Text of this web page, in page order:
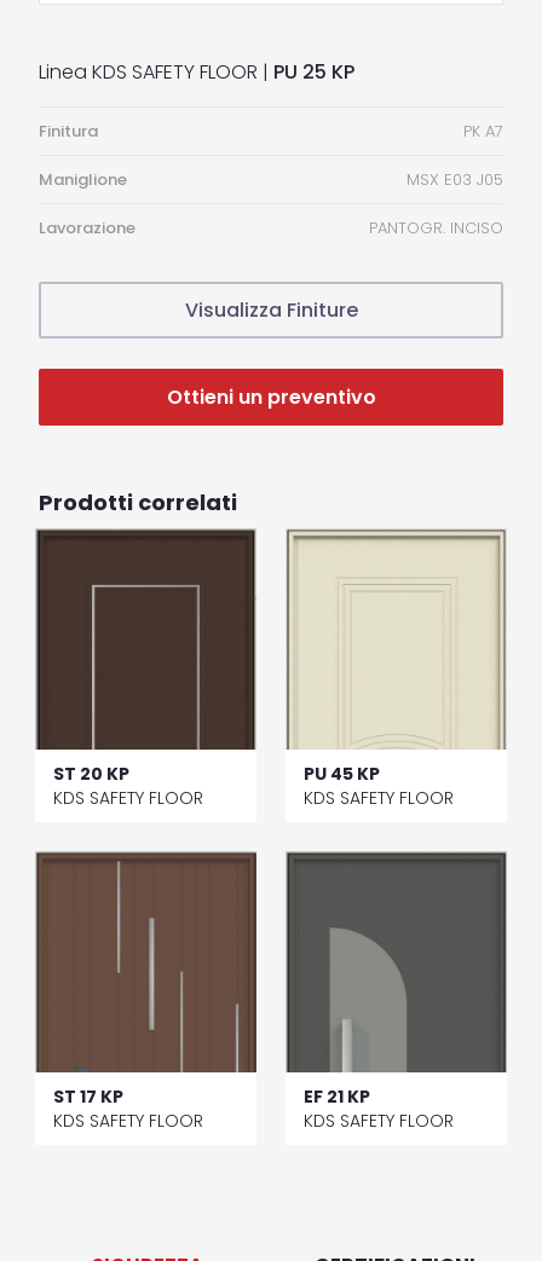
Linea KDS SAFETY FLOOR | PU 25 KP
Finitura PK A7
Maniglione MSX E03 J05
Lavorazione PANTOGR. INCISO
Visualizza Finiture
Ottieni un preventivo
Prodotti correlati
ST 20 KP
KDS SAFETY FLOOR
PU 45 KP
KDS SAFETY FLOOR
ST 17 KP
KDS SAFETY FLOOR
EF 21 KP
KDS SAFETY FLOOR